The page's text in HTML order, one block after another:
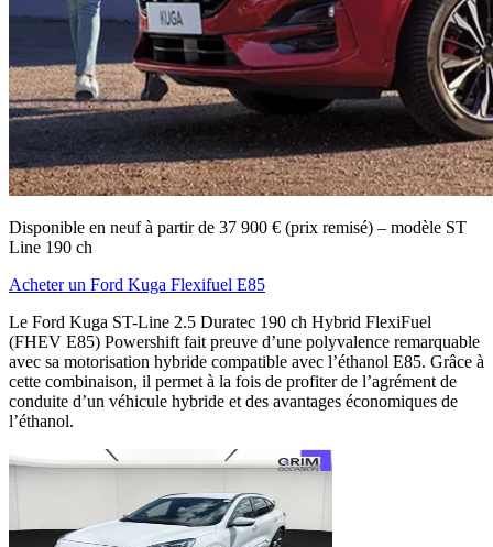
Disponible en neuf à partir de 37 900 € (prix remisé) – modèle ST
Line 190 ch
Acheter un Ford Kuga Flexifuel E85
Le Ford Kuga ST-Line 2.5 Duratec 190 ch Hybrid FlexiFuel
(FHEV E85) Powershift fait preuve d’une polyvalence remarquable
avec sa motorisation hybride compatible avec l’éthanol E85. Grâce à
cette combinaison, il permet à la fois de profiter de l’agrément de
conduite d’un véhicule hybride et des avantages économiques de
l’éthanol.